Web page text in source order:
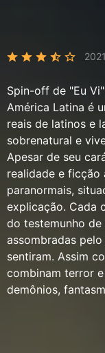
2021
Spin-off de "Eu
América Latina é
reais de latinos e
sobrenatural e
Apesar de seu
realidade e ficção
paranormais,
explicação. Cada
do testemunho de
assombradas
sentiram. Assim
combinam terror
demônios,